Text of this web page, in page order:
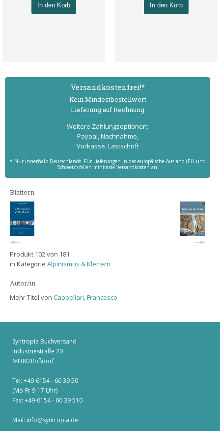
In den Korb In den Korb
Versand­kostenfrei!*
Kein Mindest­bestell­wert
Lieferung auf Rechnung
Weitere Zahlungs­optionen:
Paypal, Nachnahme,
Vorkasse, Lastschrift
* Nur innerhalb Deutschlands. Für Lieferungen in das europäische Ausland (EU und
Schweiz) fallen minimale Versandkosten an.
Blättern
Produkt 102 von 181
in Kategorie Alpinismus & Klettern
Autor/in
Mehr Titel von Cappellari, Francesco
Syntropia Buchversand
Industriestraße 20
64380 Roßdorf
Tel: +49-6154 - 60 39 50
(Mo-Fr 9-17 Uhr)
Fax: +49-6154 - 60 39 510
Mail: info@syntropia.de